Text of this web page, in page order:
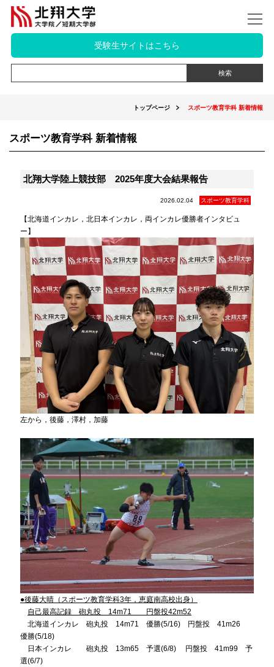
受験生サイトはこちら
トップページ スポーツ教育学科 新着情報
スポーツ教育学科 新着情報
​北翔大学陸上競技部 2025年度大会結果報告
2026.02.04 スポーツ教育学科
【北海道インカレ，北日本インカレ，両インカレ優勝者インタビュ
ー】
左から，後藤，澤村，加藤
●後藤大晴（スポーツ教育学科3年，恵庭南高校出身）
自己最高記録 砲丸投 14m71 円盤投42m52
北海道インカレ 砲丸投 14m71 優勝(5/16) 円盤投 41m26
優勝(5/18)
日本インカレ 砲丸投 13m65 予選(6/8) 円盤投 41m99 予
選(6/7)